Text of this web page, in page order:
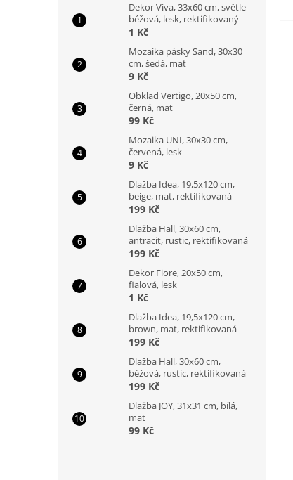
Dekor Viva, 33x60 cm, světle
béžová, lesk, rektifikovaný
1 Kč
Mozaika pásky Sand, 30x30
cm, šedá, mat
9 Kč
Obklad Vertigo, 20x50 cm,
černá, mat
99 Kč
Mozaika UNI, 30x30 cm,
červená, lesk
9 Kč
Dlažba Idea, 19,5x120 cm,
beige, mat, rektifikovaná
199 Kč
Dlažba Hall, 30x60 cm,
antracit, rustic, rektifikovaná
199 Kč
Dekor Fiore, 20x50 cm,
fialová, lesk
1 Kč
Dlažba Idea, 19,5x120 cm,
brown, mat, rektifikovaná
199 Kč
Dlažba Hall, 30x60 cm,
béžová, rustic, rektifikovaná
199 Kč
Dlažba JOY, 31x31 cm, bílá,
mat
99 Kč